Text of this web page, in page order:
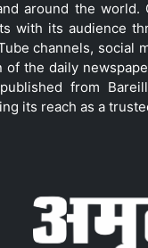
around the world.
with its audience
channels, social
of the daily
from
its reach as a